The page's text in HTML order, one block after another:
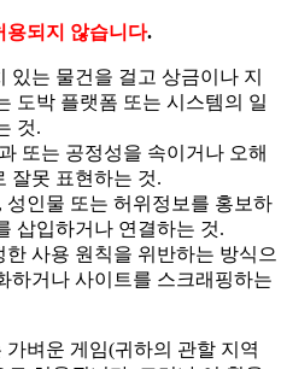
용되지 않습니다.
있는 물건을 걸고 상금이나 지
도박 플랫폼 또는 시스템의 일
것.
또는 공정성을 속이거나 오해
잘못 표현하는 것.
성인물 또는 허위정보를 홍보하
삽입하거나 연결하는 것.
사용 원칙을 위반하는 방식으
하거나 사이트를 스크래핑하는
벼운 게임(귀하의 관할 지역